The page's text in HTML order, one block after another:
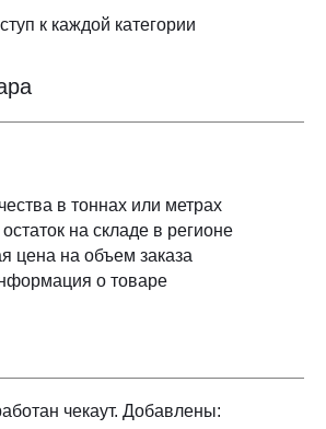
к каждой категории
в тоннах или метрах
на складе в регионе
цена на объем заказа
о товаре
чекаут. Добавлены: